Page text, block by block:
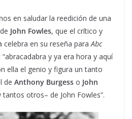
en saludar la reedición de una
John Fowles, que el crítico y
celebra en su reseña para Abc
y ya era hora y aquí
ella el genio y figura un tanto
de Anthony Burgess o John
otros– de John Fowles”.